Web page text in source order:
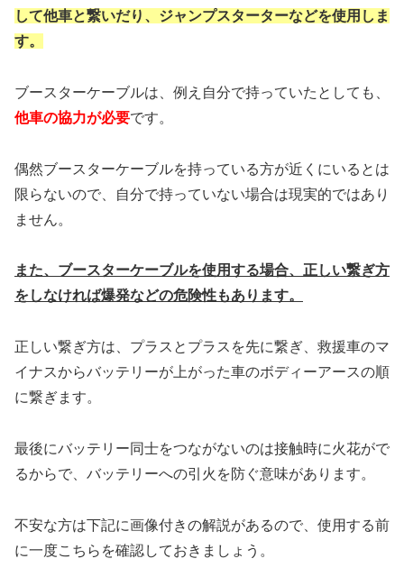
して他車と繋いだり、 ジャンプスターターなどを使用しま
す。
ブースターケーブルは、例え自分で持っていたとしても、
他車の協力が必要です。
偶然ブースターケーブルを持っている方が近くにいるとは
限らないので、自分で持っていない場合は現実的ではあり
ません。
また、ブースターケーブルを使用する場合、 正しい繋ぎ方
をしなければ爆発などの危険性もあります。
正しい繋ぎ方は、プラスとプラスを先に繋ぎ、救援車のマ
イナスからバッテリーが上がった車のボディーアースの順
に繋ぎます。
最後にバッテリー同士をつながないのは接触時に火花がで
るからで、バッテリーへの引火を防ぐ意味があります。
不安な方は下記に画像付きの解説があるので、使用する前
に一度こちらを確認しておきましょう。